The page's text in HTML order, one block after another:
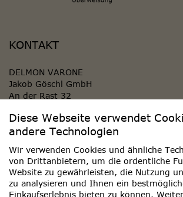
Diese Webseite verwendet
andere Technologien
Wir verwenden Cookies und ähnliche
von Drittanbietern, um die ordentliche
Website zu gewährleisten, die Nutzung
zu analysieren und Ihnen ein
Einkaufserlebnis bieten zu können.
KONTAKT
DELMON VARONE
Jakob Göschl GmbH
An der Rast 32
GERMANY
KONTAKT
WIDERRUF